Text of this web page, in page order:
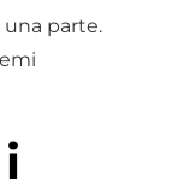
parte.